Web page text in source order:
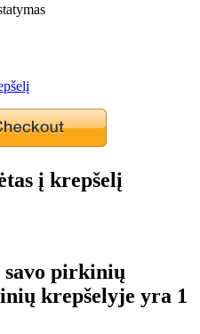
į krepšelį
savo pirkinių
krepšelyje yra 1